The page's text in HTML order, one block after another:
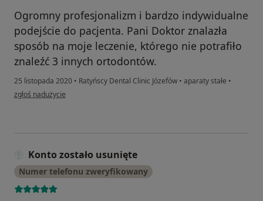
Ogromny profesjonalizm i bardzo indywidualne
podejście do pacjenta. Pani Doktor znalazła
sposób na moje leczenie, którego nie potrafiło
znaleźć 3 innych ortodontów.
25 listopada 2020 • Ratyńscy Dental Clinic Józefów • aparaty stałe •
w opinii użytkownika Anna R.
zgłoś nadużycie
Konto zostało usunięte
Numer telefonu zweryfikowany